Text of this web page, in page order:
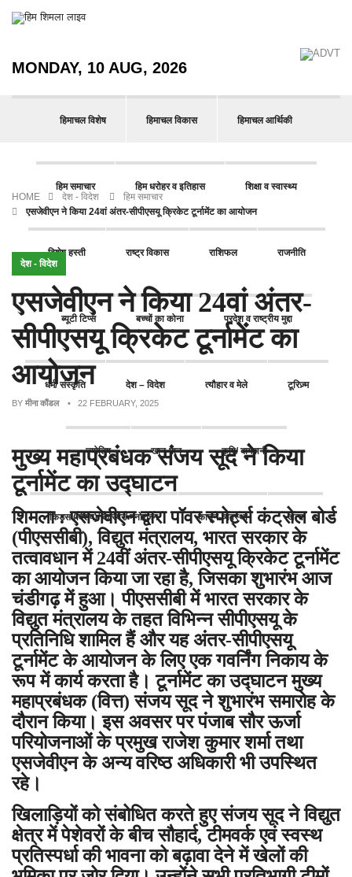
MONDAY, 10 AUG, 2026
हिमाचल विशेष हिमाचल विकास हिमाचल आर्थिकी
हिम समाचार हिम धरोहर व इतिहास शिक्षा व स्वास्थ्य
विशेष हस्ती राष्ट्र विकास राशिफल राजनीति
ब्यूटी टिप्स बच्चों का कोना प्रदेश व राष्ट्रीय मुद्दा
धर्म/ संस्कृति देश – विदेश त्यौहार व मेले टूरिज़्म
ज्योतिष खान-पान कृषि/ बागवानी
किड्स (विशेष)/ कैरियर/ मनोरंजन कानून-व्यवस्था अन्य
HOME देश - विदेश
हिम समाचार
एसजेवीएन ने किया 24वां अंतर-सीपीएसयू क्रिकेट टूर्नामेंट का आयोजन
देश - विदेश
एसजेवीएन ने किया 24वां अंतर-
सीपीएसयू क्रिकेट टूर्नामेंट का
आयोजन
BY मीना कौंडल • 22 FEBRUARY, 2025
मुख्य महाप्रबंधक संजय सूद ने किया
टूर्नामेंट का उद्घाटन
शिमला : एसजेवीएन द्वारा पॉवर स्पोर्ट्स कंट्रोल बोर्ड
(पीएससीबी), विद्युत मंत्रालय, भारत सरकार के
तत्वावधान में 24वीं अंतर-सीपीएसयू क्रिकेट टूर्नामेंट
का आयोजन किया जा रहा है, जिसका शुभारंभ आज
चंडीगढ़ में हुआ। पीएससीबी में भारत सरकार के
विद्युत मंत्रालय के तहत विभिन्न सीपीएसयू के
प्रतिनिधि शामिल हैं और यह अंतर-सीपीएसयू
टूर्नामेंट के आयोजन के लिए एक गवर्निंग निकाय के
रूप में कार्य करता है। टूर्नामेंट का उद्घाटन मुख्य
महाप्रबंधक (वित्त) संजय सूद ने शुभारंभ समारोह के
दौरान किया। इस अवसर पर पंजाब सौर ऊर्जा
परियोजनाओं के प्रमुख राजेश कुमार शर्मा तथा
एसजेवीएन के अन्य वरिष्ठ अधिकारी भी उपस्थित
रहे।
खिलाड़ियों को संबोधित करते हुए संजय सूद ने विद्युत
क्षेत्र में पेशेवरों के बीच सौहार्द, टीमवर्क एवं स्वस्थ
प्रतिस्पर्धा की भावना को बढ़ावा देने में खेलों की